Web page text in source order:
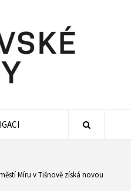
Míru v Tišnově získá novou